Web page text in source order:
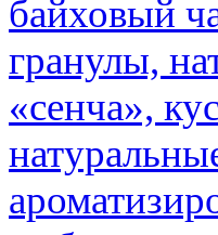
байховый
гранулы,
«сенча»,